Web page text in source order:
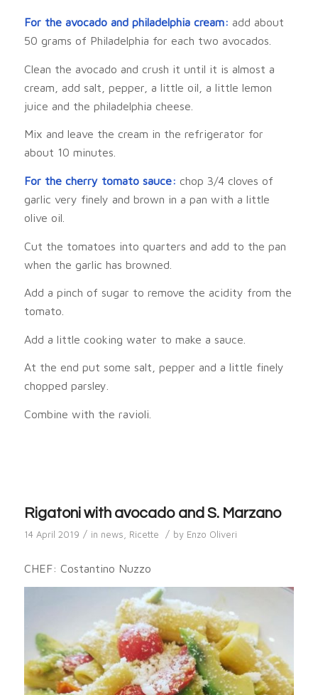
For the avocado and philadelphia cream: add about
50 grams of Philadelphia for each two avocados.
Clean the avocado and crush it until it is almost a
cream, add salt, pepper, a little oil, a little lemon
juice and the philadelphia cheese.
Mix and leave the cream in the refrigerator for
about 10 minutes.
For the cherry tomato sauce: chop 3/4 cloves of
garlic very finely and brown in a pan with a little
olive oil.
Cut the tomatoes into quarters and add to the pan
when the garlic has browned.
Add a pinch of sugar to remove the acidity from the
tomato.
Add a little cooking water to make a sauce.
At the end put some salt, pepper and a little finely
chopped parsley.
Combine with the ravioli.
Rigatoni with avocado and S. Marzano
14 April 2019 / in news Ricette / by Enzo Oliveri
CHEF: Costantino Nuzzo